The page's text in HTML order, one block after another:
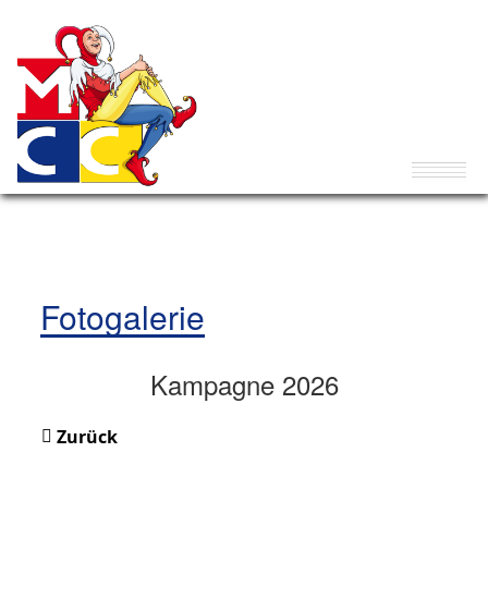
Fotogalerie
Kampagne 2026
Zurück